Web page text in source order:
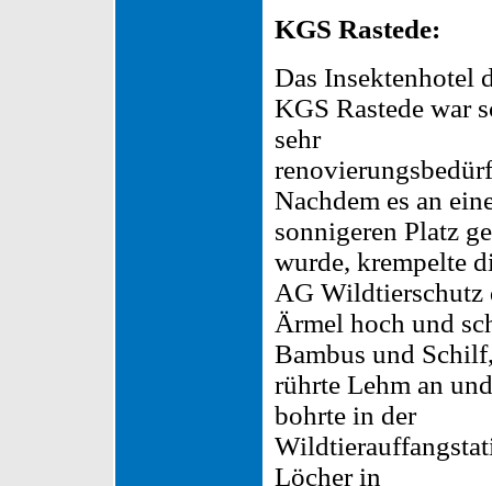
KGS Rastede:
Das Insektenhotel
KGS Rastede war
sehr
Nachdem es an
sonnigeren Platz
wurde, krempelte
AG Wildtierschutz
Ärmel hoch und
Bambus und
rührte Lehm an und
bohrte in der
Löcher in